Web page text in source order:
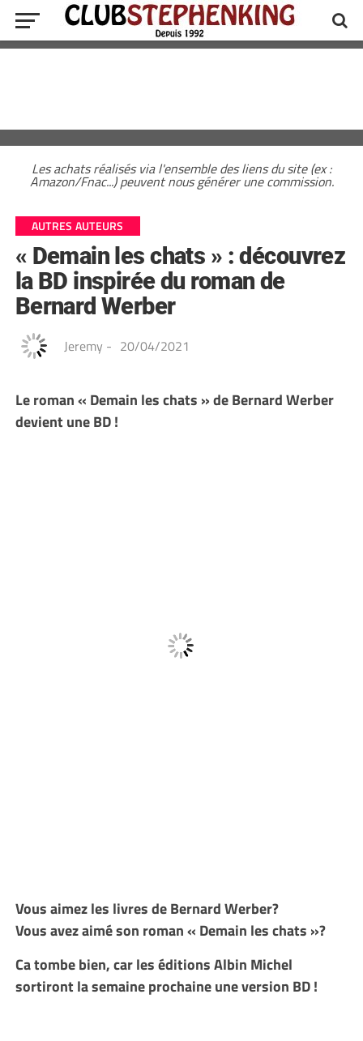
Les achats réalisés via l'ensemble des liens du site (ex :
Amazon/Fnac...) peuvent nous générer une commission.
AUTRES AUTEURS
« Demain les chats » : découvrez
la BD inspirée du roman de
Bernard Werber
Jeremy - 20/04/2021
Le roman « Demain les chats » de Bernard Werber
devient une BD !
Vous aimez les livres de Bernard Werber?
Vous avez aimé son roman « Demain les chats »?
Ca tombe bien, car les éditions Albin Michel
sortiront la semaine prochaine une version BD !